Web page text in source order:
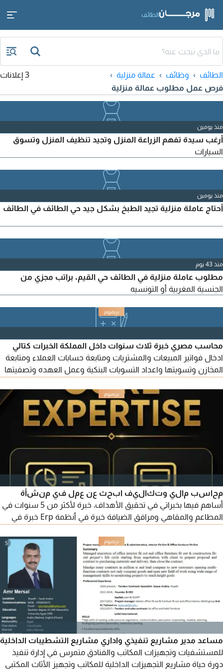
الطائف
الطائف وظائف
عمالة منزلية
فرص عمل مطلوب عمالة منزلية
3 إعلانات
منذ يومين
أرغب سيدة تفهم الزراعة المنزل وتجيد تنظيف المنزل وتسوق
السيارات
منذ يومين
أحتاج عاملة منزلية تجيد الطبخ بشكل جيد حي الطائف في الطائف
منذ 43 يوم
مطلوب عاملة منزلية في الطائف حي القيم. براتب مجزي من
الجنسية المغربية أو التونسيه
محاسب مصري خبرة ثلاث سنوات داخل المملكة الخبرات كتالي
ادخال فواتير المبيعات والمشتريات ومتابعة حسابات العملاء ومتابعة
المخازن وتسويتها واعداد التسويات البنكية وعمل العهده وتصفيتها
وتجهيز مسيرات الرواتب وصرفها واعداد الاقرار الضريبي ورفعه على
منصة هيئة الزكاة والدخل واعداد التقارير الماليه التي تفيد الشركة
وعمل عقود للمستأجرين علي منصة إيجار ومتابعة ادارة أملاك إقامة
محاسب مالي وتكاليف ابحث عن عمل في منشأة
أساهم فيها بخبراتي في تحقيق الأهداف، خبرة لأكثر من 5 سنوات في
المطاعم والمقاهي ومرافق الضيافة خبرة في أنظمة Erp خبرة في
ضبط التكاليف واعداد ريسبي المنيو ومتابعة عمليات الانتاج وتسويات
التالف والهدر خبرة في الأكسيل وبرنامج أودو سماك فودكس معرفة
بنظام الضريبة والزكاة، الجنسية السودان، العمر 33، المهنة فردية
5
مساعد مدير مشاريع تنفيذي واداري مشاريع التشطيبات الداخلية
للمستشفيات وتجهيزات المكاتب والفنادق متمرس في إدارة تنفيذ
دورة حياة مشاريع التجهيزات الداخلية للمكاتب وتجهيز الأثاث المكتبي